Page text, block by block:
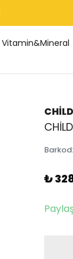
Vitamin&Mineral
Barkod:
₺